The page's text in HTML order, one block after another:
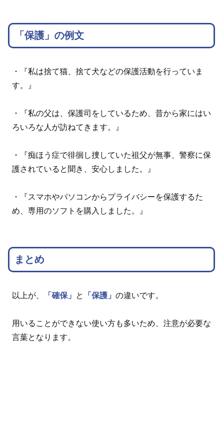
「保護」の例文
・『私は捨て猫、捨て犬などの保護活動を行っていま
す。』
・『私の父は、保護司をしているため、昔から家にはい
ろいろな人が訪ねてきます。』
・『痴ほう症で徘徊し捜していた祖父が無事、警察に保
護されていると聞き、安心しました。』
・『スマホやパソコンからプライバシーを保護するた
め、専用のソフトを購入しました。』
まとめ
以上が、 「確保」 と 「保護」 の違いです。
用いることができない使い方も多いため、注意が必要な
言葉となります。